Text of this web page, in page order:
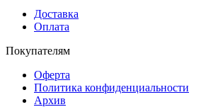
Доставка
Оплата
Покупателям
Оферта
Политика конфиденциальности
Архив